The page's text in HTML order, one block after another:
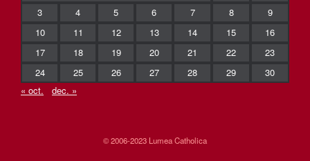
3
4 5 6 7 8
9
10
11 12 13 14 15
16
17
18 19 20 21 22
23
24
25 26 27 28 29
30
« oct.
dec. »
© 2006-2023 Lumea Catholica